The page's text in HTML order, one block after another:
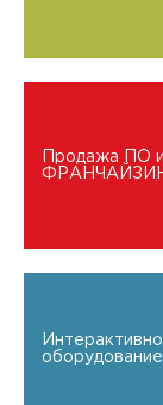
Продажа ПО